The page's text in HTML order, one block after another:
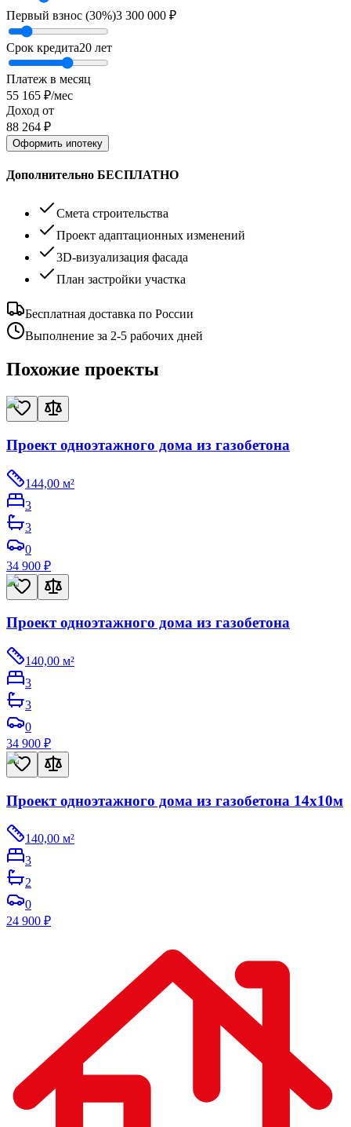
Первый взнос (30%)3 300 000 ₽
Срок кредита20 лет
Платеж в месяц
55 165 ₽/мес
Доход от
88 264 ₽
Оформить ипотеку
Дополнительно БЕСПЛАТНО
Смета строительства
Проект адаптационных изменений
3D-визуализация фасада
План застройки участка
Бесплатная доставка по России
Выполнение за 2-5 рабочих дней
Похожие проекты
Проект одноэтажного дома из газобетона
144,00 м²
3
3
0
34 900 ₽
Проект одноэтажного дома из газобетона
140,00 м²
3
3
0
34 900 ₽
Проект одноэтажного дома из газобетона 14х10м
140,00 м²
3
2
0
24 900 ₽